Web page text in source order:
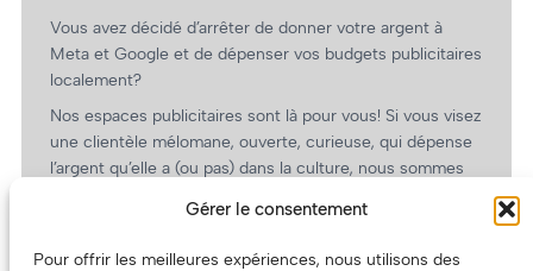
Gérer le consentement
Pour offrir les meilleures expériences, nous utilisons des
Vous avez décidé d’arrêter de donner votre argent à
Meta et Google et de dépenser vos budgets publicitaires
localement?
Nos espaces publicitaires sont là pour vous! Si vous visez
une clientèle mélomane, ouverte, curieuse, qui dépense
l’argent qu’elle a (ou pas) dans la culture, nous sommes
revient.